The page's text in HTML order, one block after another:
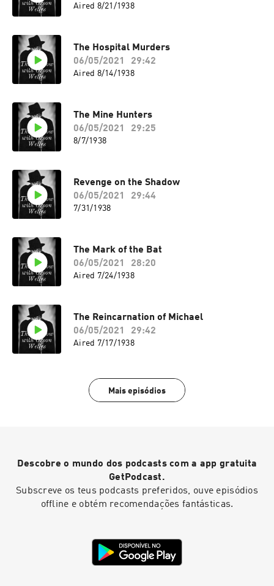
Aired 8/21/1938
The Hospital Murders
06/05/2021
29:42
Aired 8/14/1938
The Mine Hunters
06/05/2021
29:25
8/7/1938
Revenge on the Shadow
06/05/2021
29:44
7/31/1938
The Mark of the Bat
06/05/2021
28:20
Aired 7/24/1938
The Reincarnation of Michael
06/05/2021
29:42
Aired 7/17/1938
Mais episódios
Descobre o mundo dos podcasts com a app gratuita
GetPodcast.
Subscreve os teus podcasts preferidos, ouve episódios
offline e obtém recomendações fantásticas.